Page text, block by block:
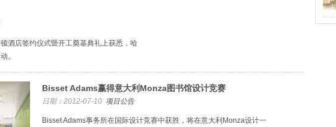
酒店签约仪式暨开工奠基典礼上获悉，哈
。
Bisset Adams赢得意大利Monza图书馆设计竞赛
日期：2012-07-10 项目公告
Bisset Adams事务所在国际设计竞赛中获胜，将在意大利Monza设计一